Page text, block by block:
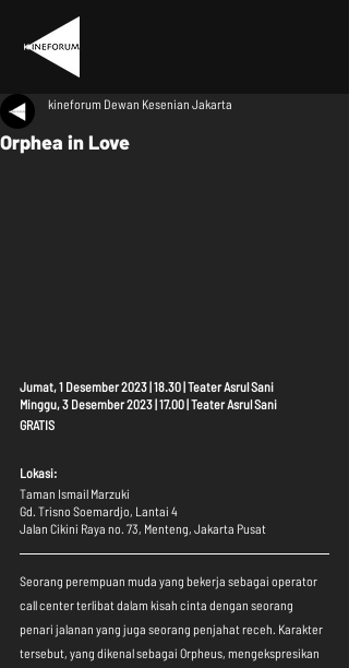
Orphea in Love
kineforum Dewan Kesenian Jakarta
Jumat, 1 Desember 2023 | 18.30 | Teater Asrul Sani
Minggu, 3 Desember 2023 | 17.00 | Teater Asrul Sani
GRATIS
Lokasi:
Taman Ismail Marzuki
Gd. Trisno Soemardjo, Lantai 4
Jalan Cikini Raya no. 73, Menteng, Jakarta Pusat
Seorang perempuan muda yang bekerja sebagai operator
call center terlibat dalam kisah cinta dengan seorang
penari jalanan yang juga seorang penjahat receh. Karakter
tersebut, yang dikenal sebagai Orpheus, mengekspresikan